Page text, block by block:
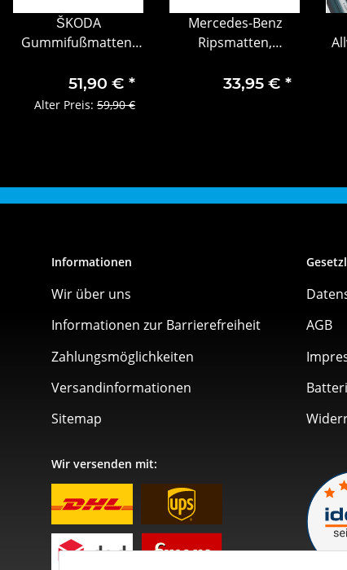
ŠKODA
Gummifußmatten-
Octavia 4 grauer
Schriftzug
51,90 € *
Alter Preis: 59,90 €
Mercedes-Benz
Ripsmatten,
Doppelschiene, 2-
33,95 € *
Informationen
Wir über uns
Informationen zur Barrierefreiheit
Zahlungsmöglichkeiten
Versandinformationen
Sitemap
AGB
Wir versenden mit: